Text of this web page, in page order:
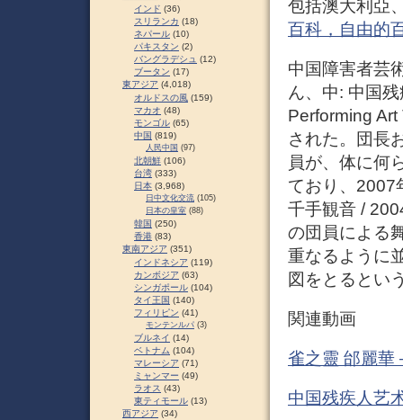
包括澳大利亞
百科，自由的
中国障害者芸
ん、中: 中国
Performing
された。団長
員が、体に何
ており、2007
千手観音 /
の団員による
重なるように
図をとるとい
関連動画
雀之靈 邰麗華
中国残疾人艺
インド (36)
スリランカ (18)
ネパール (10)
パキスタン (2)
バングラデシュ (12)
ブータン (17)
東アジア (4,018)
オルドスの風 (159)
マカオ (48)
モンゴル (65)
中国 (819)
人民中国 (97)
北朝鮮 (106)
台湾 (333)
日本 (3,968)
日中文化交流 (105)
日本の皇室 (88)
韓国 (250)
香港 (83)
東南アジア (351)
インドネシア (119)
カンボジア (63)
シンガポール (104)
タイ王国 (140)
フィリピン (41)
モンテンルパ (3)
ブルネイ (14)
ベトナム (104)
マレーシア (71)
ミャンマー (49)
ラオス (43)
東ティモール (13)
西アジア (34)